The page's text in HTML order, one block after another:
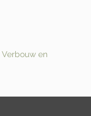
Verbouw en